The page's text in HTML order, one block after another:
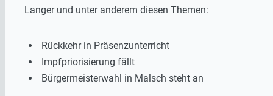
Langer und unter anderem diesen Themen:
Rückkehr in Präsenzunterricht
Impfpriorisierung fällt
Bürgermeisterwahl in Malsch steht an